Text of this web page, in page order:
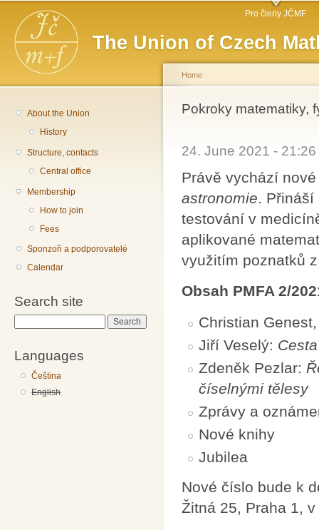
The Union of Czech
Main menu Pro členy JČMF
About the Union
History
Structure, contacts
Central office
Membership
How to join
Fees
Sponzoři a podporovatelé
Calendar
Search site
Languages
Čeština
English
You are here
Home
Pokroky matematiky,
24. June 2021 -
Právě vychází
astronomie. Přináší
testování v
aplikované
využitím poznatků
Obsah PMFA 2/
Christian
Jiří Veselý:
Zdeněk Pezlar:
číselnými tělesy
Zprávy a
Nové knihy
Jubilea
Nové číslo bude k
Žitná 25, Praha 1,